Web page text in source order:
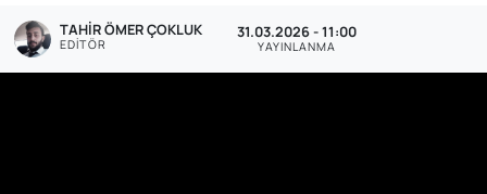
TAHIR ÖMER ÇOKLUK
EDITÖR
31.03.2026 - 11:00
YAYINLANMA